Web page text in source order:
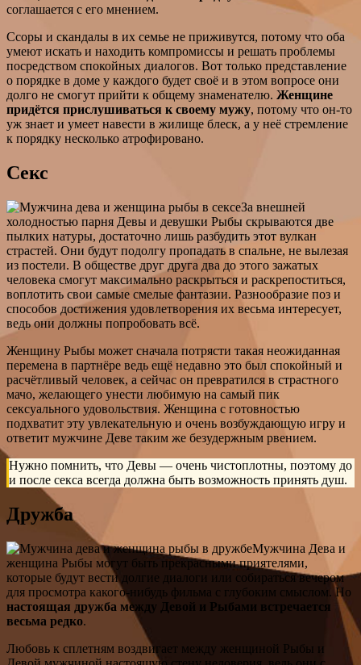
соглашается с его мнением.
Ссоры и скандалы в их семье не приживутся, потому что оба
умеют искать и находить компромиссы и решать проблемы
посредством спокойных диалогов. Вот только представление
о порядке в доме у каждого будет своё и в этом вопросе они
долго не смогут прийти к общему знаменателю. Женщине
придётся прислушиваться к своему мужу, потому что он-то
уж знает и умеет навести в жилище блеск, а у неё стремление
к порядку несколько атрофировано.
Секс
За внешней
холодностью парня Девы и девушки Рыбы скрываются две
пылких натуры, достаточно лишь разбудить этот вулкан
страстей. Они будут подолгу пропадать в спальне, не вылезая
из постели. В обществе друг друга два до этого зажатых
человека смогут максимально раскрыться и раскрепоститься,
воплотить свои самые смелые фантазии. Разнообразие поз и
способов достижения удовлетворения их весьма интересует,
ведь они должны попробовать всё.
Женщину Рыбы может сначала потрясти такая неожиданная
перемена в партнёре ведь ещё недавно это был спокойный и
расчётливый человек, а сейчас он превратился в страстного
мачо, желающего унести любимую на самый пик
сексуального удовольствия. Женщина с готовностью
подхватит эту увлекательную и очень возбуждающую игру и
ответит мужчине Деве таким же безудержным рвением.
Нужно помнить, что Девы — очень чистоплотны, поэтому до
и после секса всегда должна быть возможность принять душ.
Дружба
Мужчина Дева и
женщина Рыбы могут быть прекрасными приятелями,
которые будут вести долгие диалоги или собираться вечером
для просмотра какого-нибудь фильма с глубоким смыслом. Но
настоящая дружба между Девой и Рыбами встречается
весьма редко.
Любовь к сплетням воздвигает между женщиной Рыбы и